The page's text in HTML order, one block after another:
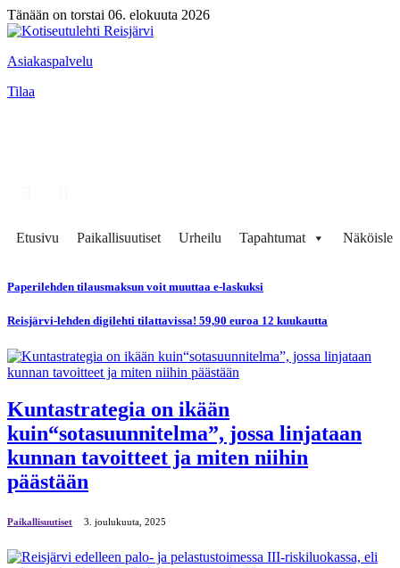
Tänään on torstai 06. elokuuta 2026
Asiakaspalvelu
Tilaa
Etusivu Paikallisuutiset Urheilu Tapahtumat
Paperilehden tilausmaksun voit muuttaa e-laskuksi
Reisjärvi-lehden digilehti tilattavissa! 59,90 euroa 12 kuukautta
Kuntastrategia on ikään
kuin“sotasuunnitelma”, jossa linjataan
kunnan tavoitteet ja miten niihin
päästään
Paikallisuutiset 3. јoulukuuta, 2025